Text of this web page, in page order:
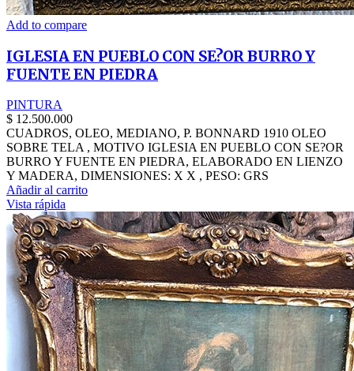
Add to compare
IGLESIA EN PUEBLO CON SE?OR BURRO Y
FUENTE EN PIEDRA
PINTURA
$ 12.500.000
CUADROS, OLEO, MEDIANO, P. BONNARD 1910 OLEO
SOBRE TELA , MOTIVO IGLESIA EN PUEBLO CON SE?OR
BURRO Y FUENTE EN PIEDRA, ELABORADO EN LIENZO
Y MADERA, DIMENSIONES: X X , PESO: GRS
Añadir al carrito
Vista rápida